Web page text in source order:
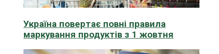
Україна повертає повні правила
маркування продуктів з 1 жовтня